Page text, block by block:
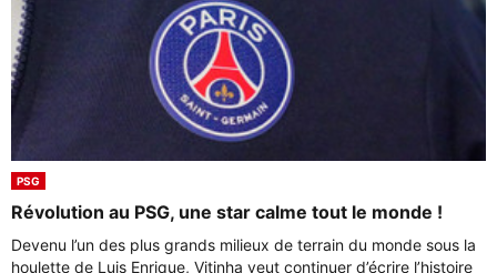
PSG
Révolution au PSG, une star calme tout le monde !
Devenu l’un des plus grands milieux de terrain du monde sous la
houlette de Luis Enrique, Vitinha veut continuer d’écrire l’histoire